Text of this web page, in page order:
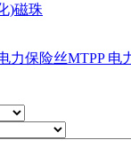
)磁珠
力保险丝MTPP 电